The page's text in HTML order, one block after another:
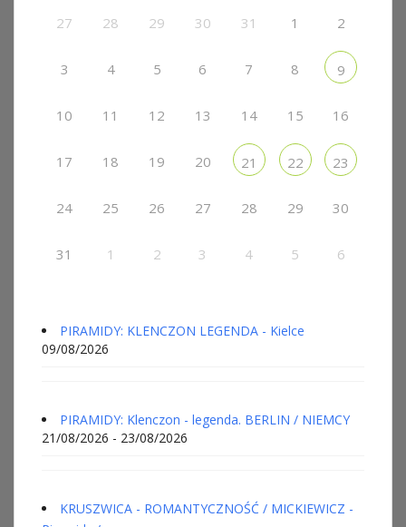
27 28 29 30 31 1 2
3 4 5 6 7 8 9
10 11 12 13 14 15 16
17 18 19 20 21 22 23
24 25 26 27 28 29 30
31 1 2 3 4 5 6
PIRAMIDY: KLENCZON LEGENDA - Kielce
09/08/2026
PIRAMIDY: Klenczon - legenda. BERLIN / NIEMCY
21/08/2026 - 23/08/2026
KRUSZWICA - ROMANTYCZNOŚĆ / MICKIEWICZ -